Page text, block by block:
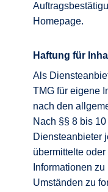
Homepage.
Haftung für
Als
TMG für eigene
nach den
Nach §§ 8 bis
Diensteanbieter
übermittelte
Informationen
Umständen zu